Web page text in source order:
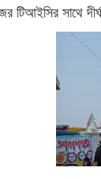
টিআইসির সাথে